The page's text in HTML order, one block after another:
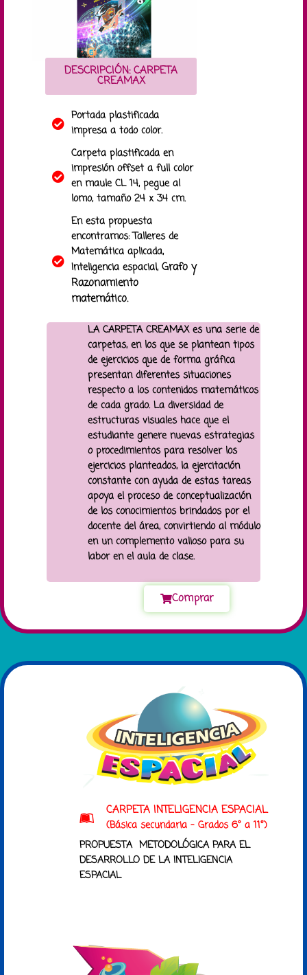
DESCRIPCIÓN: CARPETA
CREAMAX
Portada plastificada
impresa a todo color.
Carpeta plastificada en
impresión offset a full color
en maule CL 14, pegue al
lomo, tamaño 24 x 34 cm.
En esta propuesta
encontramos: Talleres de
Matemática aplicada,
Inteligencia espacial,Grafo y
Razonamiento
matemático.
LA CARPETA CREAMAX es una serie de
carpetas, en los que se plantean tipos
de ejercicios que de forma gráfica
presentan diferentes situaciones
respecto a los contenidos matemáticos
de cada grado. La diversidad de
estructuras visuales hace que el
estudiante genere nuevas estrategias
o procedimientos para resolver los
ejercicios planteados, la ejercitación
constante con ayuda de estas tareas
apoya el proceso de conceptualización
de los conocimientos brindados por el
docente del área, convirtiendo al módulo
en un complemento valioso para su
labor en el aula de clase.
Comprar
CARPETA INTELIGENCIA ESPACIAL
(Básica secundaria - Grados 6° a 11°)
PROPUESTA METODOLÓGICA PARA EL
DESARROLLO DE LA INTELIGENCIA
ESPACIAL